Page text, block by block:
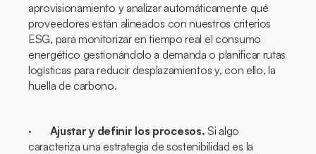
aprovisionamiento y analizar automáticamente qué
proveedores están alineados con nuestros criterios
ESG, para monitorizar en tiempo real el consumo
energético gestionándolo a demanda o planificar rutas
logísticas para reducir desplazamientos y, con ello, la
huella de carbono.
· Ajustar y definir los procesos. Si algo
caracteriza una estrategia de sostenibilidad es la